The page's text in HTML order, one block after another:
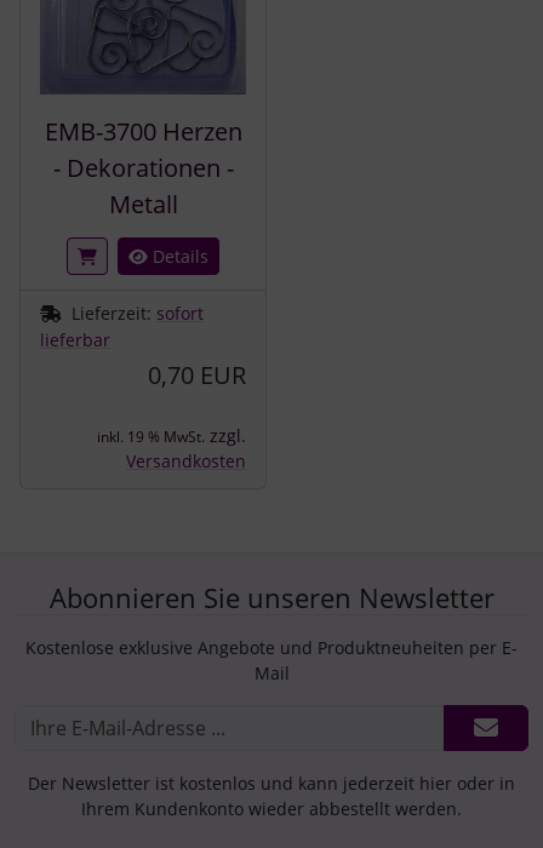
EMB-3700 Herzen
- Dekorationen -
Metall
Details
Lieferzeit: sofort
lieferbar
0,70 EUR
inkl. 19 % MwSt. zzgl.
Versandkosten
Abonnieren Sie unseren Newsletter
Kostenlose exklusive Angebote und Produktneuheiten per E-
Mail
Der Newsletter ist kostenlos und kann jederzeit hier oder in
Ihrem Kundenkonto wieder abbestellt werden.